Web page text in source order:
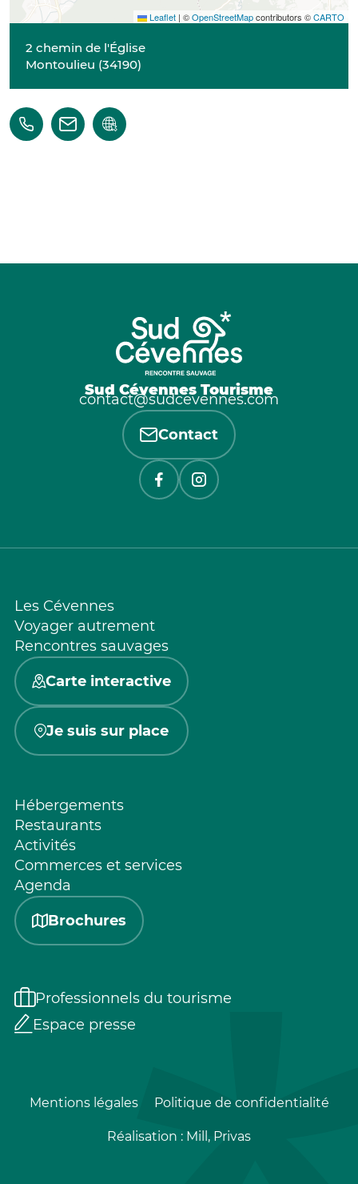
Leaflet | ©OpenStreetMapcontributors ©CARTO
2 chemin de l'Église
Montoulieu (34190)
Sud Cévennes Tourisme
contact@sudcevennes.com
Contact
Les Cévennes
Voyager autrement
Rencontres sauvages
Carte interactive
Je suis sur place
Hébergements
Restaurants
Activités
Commerces et services
Agenda
Brochures
Professionnels du tourisme
Espace presse
Mentions légales Politique de confidentialité
Réalisation : Mill, Privas